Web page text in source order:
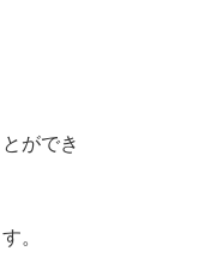
ができ
。